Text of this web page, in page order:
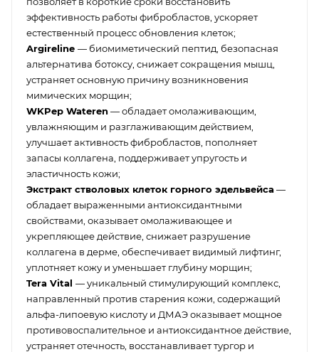
эффективность работы фибробластов, ускоряет
естественный процесс обновления клеток;
Argireline — биомиметический пептид, безопасная
альтернатива ботоксу, снижает сокращения мышц,
устраняет основную причину возникновения
мимических морщин;
WKPep Wateren— обладает омолаживающим,
увлажняющим и разглаживающим действием,
улучшает активность фибробластов, пополняет
запасы коллагена, поддерживает упругость и
эластичность кожи;
Экстракт стволовых клеток горного эдельвейса —
обладает выраженными антиоксидантными
свойствами, оказывает омолаживающее и
укрепляющее действие, снижает разрушение
коллагена в дерме, обеспечивает видимый лифтинг,
уплотняет кожу и уменьшает глубину морщин;
Tera Vital — уникальный стимулирующий комплекс,
направленный против старения кожи, содержащий
альфа-липоевую кислоту и ДМАЭ оказывает мощное
противовоспалительное и антиоксидантное действие,
устраняет отечность, восстанавливает тургор и